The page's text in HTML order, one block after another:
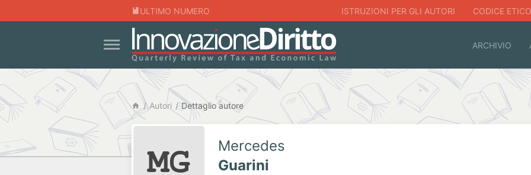
ULTIMO NUMERO ISTRUZIONI PER GLI AUTORI CODICE ETICO
ARCHIVIO
Autori Dettaglio autore
Mercedes
Guarini